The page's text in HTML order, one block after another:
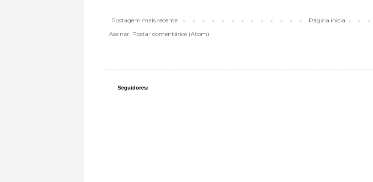
Postagem mais recente
Página inicial
Assinar: Postar comentários (Atom)
Seguidores: